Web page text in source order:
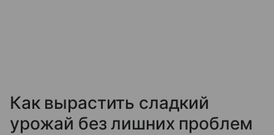
Как вырастить сладкий
урожай без лишних проблем